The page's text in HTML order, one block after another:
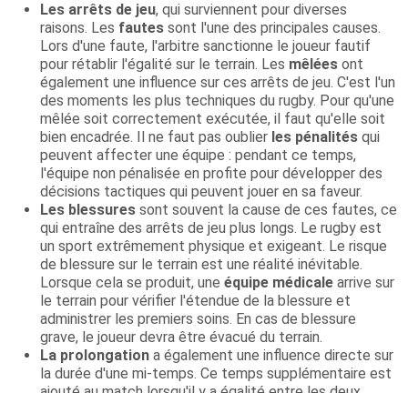
Les arrêts de jeu, qui surviennent pour diverses
raisons. Les fautes sont l'une des principales causes.
Lors d'une faute, l'arbitre sanctionne le joueur fautif
pour rétablir l'égalité sur le terrain. Les mêlées ont
également une influence sur ces arrêts de jeu. C'est l'un
des moments les plus techniques du rugby. Pour qu'une
mêlée soit correctement exécutée, il faut qu'elle soit
bien encadrée. Il ne faut pas oublier les pénalités qui
peuvent affecter une équipe : pendant ce temps,
l'équipe non pénalisée en profite pour développer des
décisions tactiques qui peuvent jouer en sa faveur.
Les blessures sont souvent la cause de ces fautes, ce
qui entraîne des arrêts de jeu plus longs. Le rugby est
un sport extrêmement physique et exigeant. Le risque
de blessure sur le terrain est une réalité inévitable.
Lorsque cela se produit, une équipe médicale arrive sur
le terrain pour vérifier l'étendue de la blessure et
administrer les premiers soins. En cas de blessure
grave, le joueur devra être évacué du terrain.
La prolongation a également une influence directe sur
la durée d'une mi-temps. Ce temps supplémentaire est